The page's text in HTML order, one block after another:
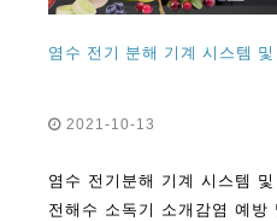
2021-10-13
염수 전기분해 기계 시스템
전해수 소독기 소개감염 예방